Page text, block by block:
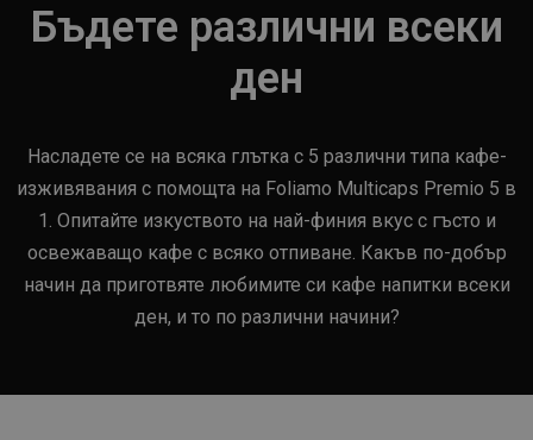
Бъдете различни всеки
ден
Насладете се на всяка глътка с 5 различни типа кафе-
изживявания с помощта на Foliamo Multicaps Premio 5 в
1. Опитайте изкуството на най-финия вкус с гъсто и
освежаващо кафе с всяко отпиване. Какъв по-добър
начин да приготвяте любимите си кафе напитки всеки
ден, и то по различни начини?